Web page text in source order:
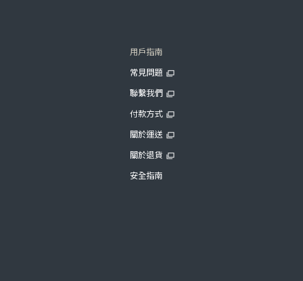
用戶指南
常見問題
聯繫我們
付款方式
關於運送
關於退貨
安全指南